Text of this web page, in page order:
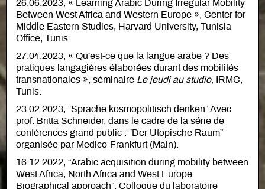
26.06.2023, « Learning Arabic During Irregular Mobility
Between West Africa and Western Europe », Center for
Middle Eastern Studies, Harvard University, Tunisia
Office, Tunis.
27.04.2023, « Qu'est-ce que la langue arabe ? Des
pratiques langagières élaborées durant des mobilités
transnationales », séminaire Le jeudi au studio, IRMC,
Tunis.
23.02.2023, “Sprache kosmopolitisch denken” Avec
prof. Britta Schneider, dans le cadre de la série de
conférences grand public : “Der Utopische Raum”
organisée par Medico-Frankfurt (Main).
16.12.2022, “Arabic acquisition during mobility between
West Africa, North Africa and West Europe.
Biographical approach”. Colloque du laboratoire